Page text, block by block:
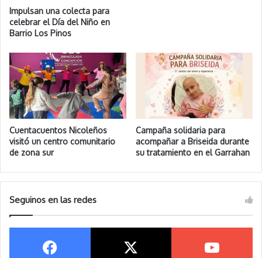
Impulsan una colecta para
celebrar el Día del Niño en
Barrio Los Pinos
Cuentacuentos Nicoleños
visitó un centro comunitario
de zona sur
Campaña solidaria para
acompañar a Briseida durante
su tratamiento en el Garrahan
Seguinos en las redes